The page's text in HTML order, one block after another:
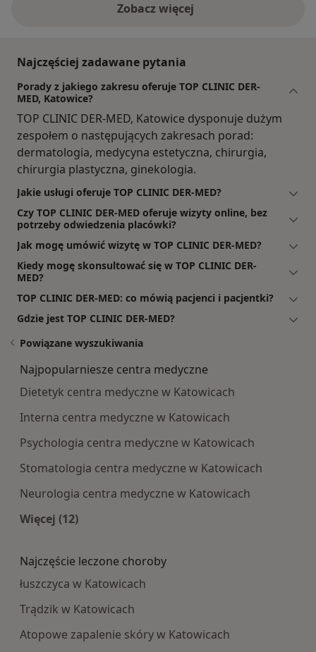
Zobacz więcej
Najczęściej zadawane pytania
Porady z jakiego zakresu oferuje TOP CLINIC DER-
MED, Katowice?
TOP CLINIC DER-MED, Katowice dysponuje dużym
zespołem o następujących zakresach porad:
dermatologia, medycyna estetyczna, chirurgia,
chirurgia plastyczna, ginekologia.
Jakie usługi oferuje TOP CLINIC DER-MED?
Czy TOP CLINIC DER-MED oferuje wizyty online, bez
potrzeby odwiedzenia placówki?
Jak mogę umówić wizytę w TOP CLINIC DER-MED?
Kiedy mogę skonsultować się w TOP CLINIC DER-
MED?
TOP CLINIC DER-MED: co mówią pacjenci i pacjentki?
Gdzie jest TOP CLINIC DER-MED?
Powiązane wyszukiwania
Najpopularniesze centra medyczne
Dietetyk centra medyczne w Katowicach
Interna centra medyczne w Katowicach
Psychologia centra medyczne w Katowicach
Stomatologia centra medyczne w Katowicach
Neurologia centra medyczne w Katowicach
Więcej (12)
Najczęście leczone choroby
łuszczyca w Katowicach
Trądzik w Katowicach
Atopowe zapalenie skóry w Katowicach